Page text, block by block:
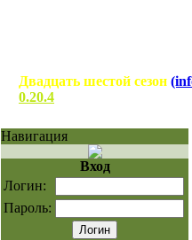
Двадцать шестой сезон
0.20.4
Навигация
Вход
Логин:
Пароль: